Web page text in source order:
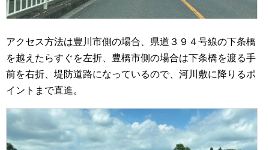
アクセス方法は豊川市側の場合、県道３９４号線の下条橋
を越えたらすぐを左折、豊橋市側の場合は下条橋を渡る手
前を右折、堤防道路になっているので、河川敷に降りるポ
イントまで直進。